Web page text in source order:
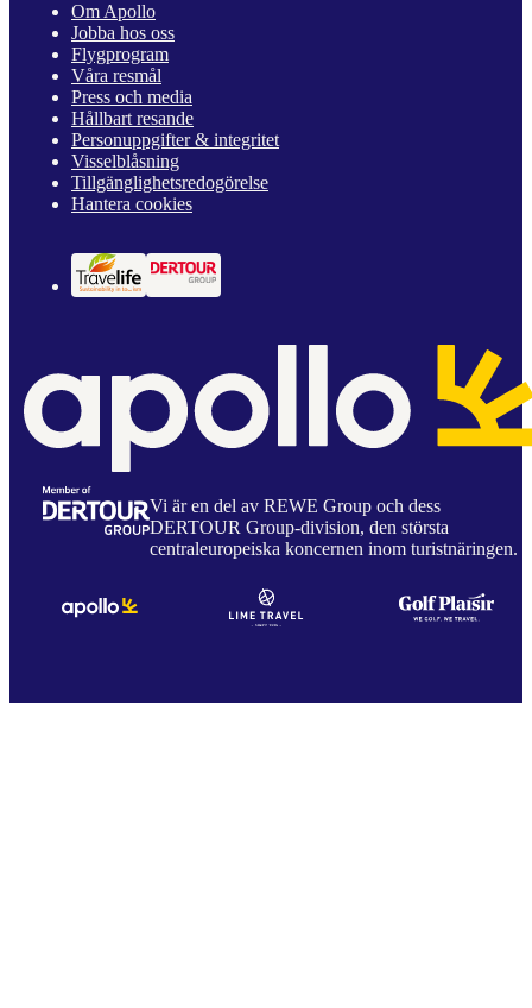
Om Apollo
Jobba hos oss
Flygprogram
Våra resmål
Press och media
Hållbart resande
Personuppgifter & integritet
Visselblåsning
Tillgänglighetsredogörelse
Hantera cookies
Vi är en del av REWE Group och dess
DERTOUR Group-division, den största
centraleuropeiska koncernen inom turistnäringen.